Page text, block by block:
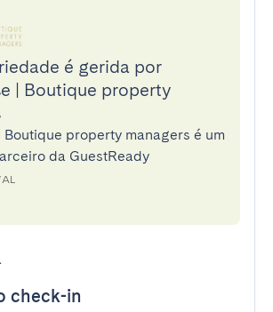
é gerida por
| Boutique property
Boutique property managers é um
da GuestReady
AL
check-in